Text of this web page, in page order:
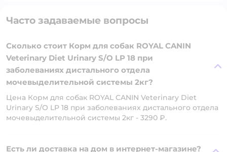
Часто задаваемые вопросы
Сколько стоит Корм для собак ROYAL CANIN
Veterinary Diet Urinary S/O LP 18 при
заболеваниях дистального отдела
мочевыделительной системы 2кг?
Цена Корм для собак ROYAL CANIN Veterinary Diet
Urinary S/O LP 18 при заболеваниях дистального отдела
мочевыделительной системы 2кг - 3290 ₽.
Есть ли доставка на дом в интернет-магазине?